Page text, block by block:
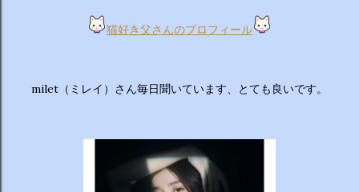
猫好き父さんのプロフィール
milet（ミレイ）さん毎日聞いています、とても良いです。